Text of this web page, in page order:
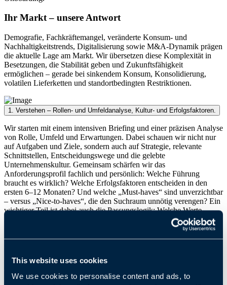
This website uses cookies
We use cookies to personalise content and ads, to
Ihr Markt – unsere Antwort
Demografie, Fachkräftemangel, veränderte Konsum- und
Nachhaltigkeitstrends, Digitalisierung sowie M&A-Dynamik prägen
die aktuelle Lage am Markt. Wir übersetzen diese Komplexität in
Besetzungen, die Stabilität geben und Zukunftsfähigkeit
ermöglichen – gerade bei sinkendem Konsum, Konsolidierung,
volatilen Lieferketten und standortbedingten Restriktionen.
1. Verstehen – Rollen- und Umfeldanalyse, Kultur- und Erfolgsfaktoren.
Wir starten mit einem intensiven Briefing und einer präzisen Analyse
von Rolle, Umfeld und Erwartungen. Dabei schauen wir nicht nur
auf Aufgaben und Ziele, sondern auch auf Strategie, relevante
Schnittstellen, Entscheidungswege und die gelebte
Unternehmenskultur. Gemeinsam schärfen wir das
Anforderungsprofil fachlich und persönlich: Welche Führung
braucht es wirklich? Welche Erfolgsfaktoren entscheiden in den
ersten 6–12 Monaten? Und welche „Must-haves“ sind unverzichtbar
– versus „Nice-to-haves“, die den Suchraum unnötig verengen? Ein
wichtiger Teil ist dabei auch die Passungslogik: Welche Werte,
Kommunikationsstile und Arbeitsweisen funktionieren in Ihrem
Umfeld – und welche eher nicht. Denn nachhaltiger Erfolg entsteht
dort, wo Persönlichkeit, Aufgabe und Organisation stimmig
2. Fokussieren– Suchstrategie, Zielmärkte, Auswahlkriterien.
3.Gewinnen– diskrete Direktansprache, Vorqualifizierung, Shortlist.